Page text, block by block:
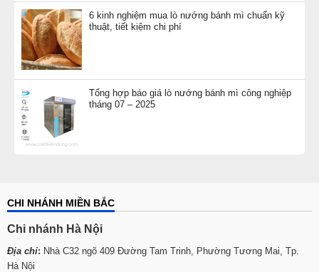
6 kinh nghiệm mua lò nướng bánh mì chuẩn kỹ
thuật, tiết kiệm chi phí
Tổng hợp báo giá lò nướng bánh mì công nghiệp
tháng 07 – 2025
CHI NHÁNH MIỀN BẮC
Chi nhánh Hà Nội
Địa chỉ: Nhà C32 ngõ 409 Đường Tam Trinh, Phường Tương Mai, Tp.
Hà Nội